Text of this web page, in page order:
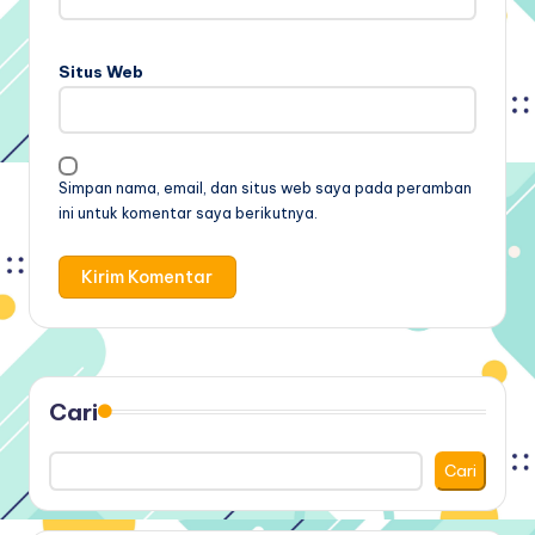
Situs Web
Simpan nama, email, dan situs web saya pada peramban
ini untuk komentar saya berikutnya.
Cari
Cari